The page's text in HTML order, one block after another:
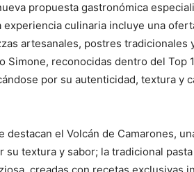
propuesta gastronómica
experiencia culinaria incluye una
artesanales, postres tradicionales
Simone, reconocidas dentro del Top
por su autenticidad, textura y
destacan el Volcán de Camarones,
su textura y sabor; la tradicional